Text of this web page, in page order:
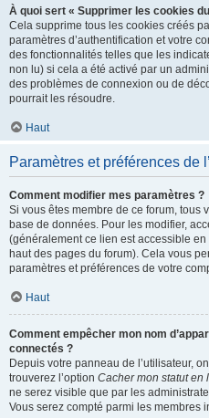
À quoi sert « Supprimer les cookies
Cela supprime tous les cookies créés
paramètres d’authentification et votre
des fonctionnalités telles que les
non lu) si cela a été activé par un
des problèmes de connexion ou de
pourrait les résoudre.
Haut
Paramètres et préférences de
Comment modifier mes paramètres ?
Si vous êtes membre de ce forum, tous
base de données. Pour les modifier,
(généralement ce lien est accessible
haut des pages du forum). Cela vous
paramètres et préférences de votre
Haut
Comment empêcher mon nom
connectés ?
Depuis votre panneau de l’utilisateur,
trouverez l’option Cacher mon statut en
ne serez visible que par les
Vous serez compté parmi les membres